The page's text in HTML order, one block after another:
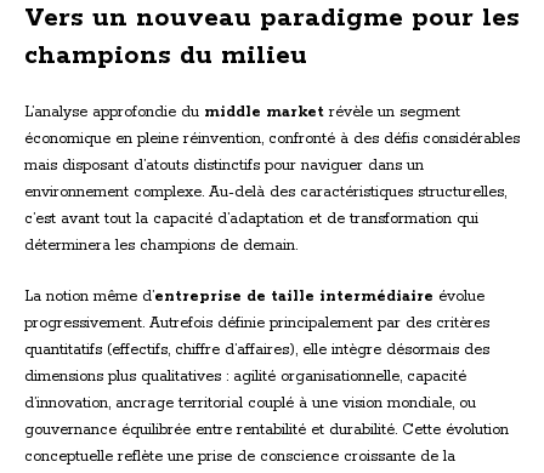
Vers un nouveau paradigme pour les
champions du milieu
L’analyse approfondie du middle market révèle un segment
économique en pleine réinvention, confronté à des défis considérables
mais disposant d’atouts distinctifs pour naviguer dans un
environnement complexe. Au-delà des caractéristiques structurelles,
c’est avant tout la capacité d’adaptation et de transformation qui
déterminera les champions de demain.
La notion même d’entreprise de taille intermédiaire évolue
progressivement. Autrefois définie principalement par des critères
quantitatifs (effectifs, chiffre d’affaires), elle intègre désormais des
dimensions plus qualitatives : agilité organisationnelle, capacité
d’innovation, ancrage territorial couplé à une vision mondiale, ou
gouvernance équilibrée entre rentabilité et durabilité. Cette évolution
conceptuelle reflète une prise de conscience croissante de la